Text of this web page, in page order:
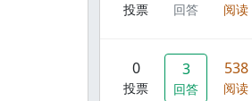
投票 回答 阅读
0
投票
3
回答
538
阅读